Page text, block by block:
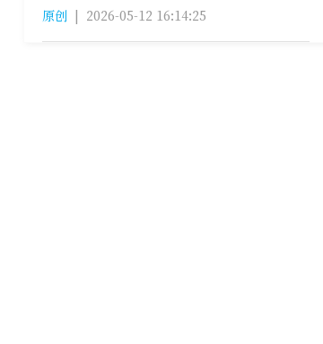
原创 | 2026-05-12 16:14:25